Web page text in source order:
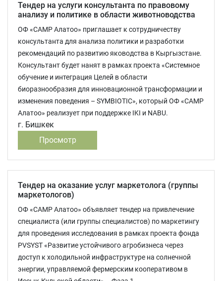
Тендер на услуги консультанта по правовому
анализу и политике в области животноводства
ОФ «САМР Алатоо» приглашает к сотрудничеству
консультанта для анализа политики и разработки
рекомендаций по развитию яководства в Кыргызстане.
Консультант будет нанят в рамках проекта «Системное
обучение и интеграция Целей в области
биоразнообразия для инновационной трансформации и
изменения поведения – SYMBIOTIC», который ОФ «САМР
Алатоо» реализует при поддержке IKI и NABU.
г. Бишкек
Просмотр
Тендер на оказание услуг маркетолога (группы
маркетологов)
ОФ «САМР Алатоо» объявляет тендер на привлечение
специалиста (или группы специалистов) по маркетингу
для проведения исследования в рамках проекта фонда
PVSYST «Развитие устойчивого агробизнеса через
доступ к холодильной инфраструктуре на солнечной
энергии, управляемой фермерским кооперативом в